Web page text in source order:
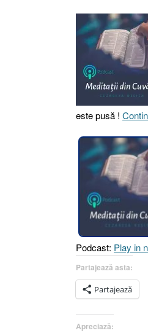
este pusă !
Podcast: Play in
Partajează asta:
Partajează
Apreciază: